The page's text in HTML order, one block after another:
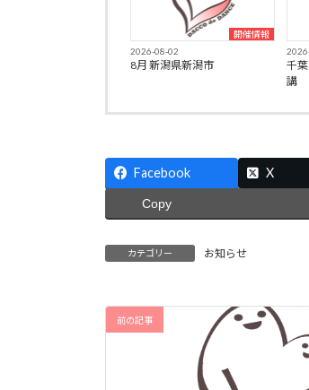
開催情報
2026-08-02
8月 新潟県新潟市
千
講
Facebook X
Copy
カテゴリー お知らせ
前の記事